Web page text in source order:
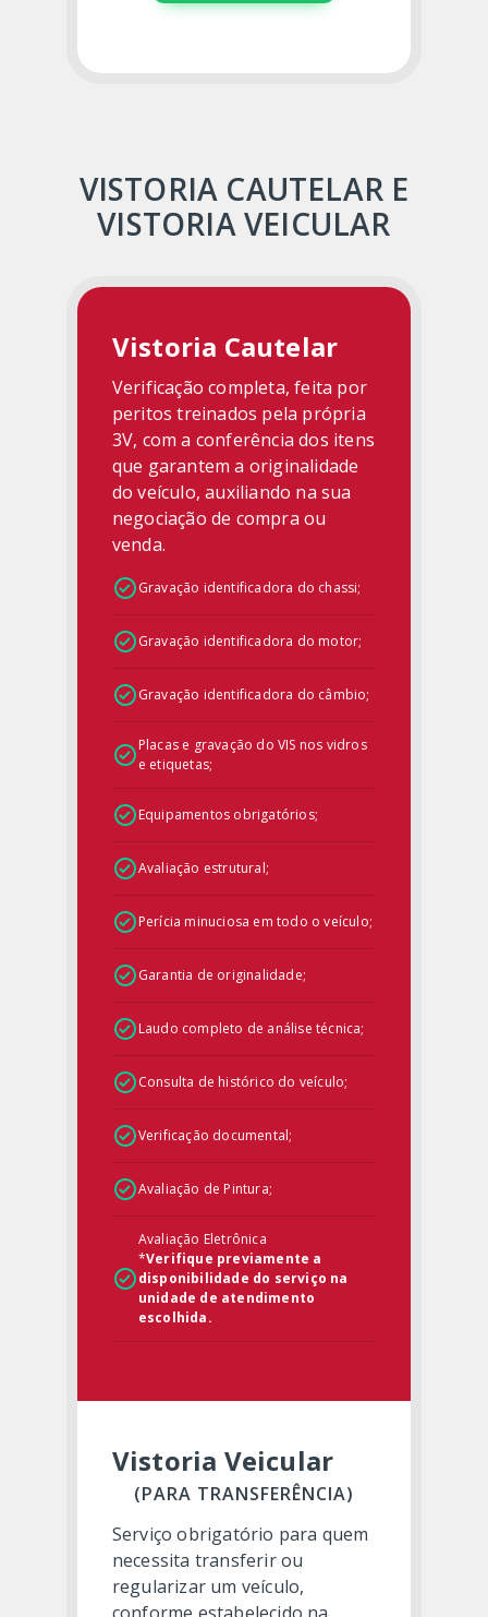
VISTORIA CAUTELAR E
VISTORIA VEICULAR
Vistoria Cautelar
Verificação completa, feita por
peritos treinados pela própria
3V, com a conferência dos itens
que garantem a originalidade
do veículo, auxiliando na sua
negociação de compra ou
venda.
Gravação identificadora do chassi;
Gravação identificadora do motor;
Gravação identificadora do câmbio;
Placas e gravação do VIS nos vidros
e etiquetas;
Equipamentos obrigatórios;
Avaliação estrutural;
Perícia minuciosa em todo o veículo;
Garantia de originalidade;
Laudo completo de análise técnica;
Consulta de histórico do veículo;
Verificação documental;
Avaliação de Pintura;
Avaliação Eletrônica
*Verifique previamente a
disponibilidade do serviço na
unidade de atendimento
escolhida.
Vistoria Veicular
(PARA TRANSFERÊNCIA)
Serviço obrigatório para quem
necessita transferir ou
regularizar um veículo,